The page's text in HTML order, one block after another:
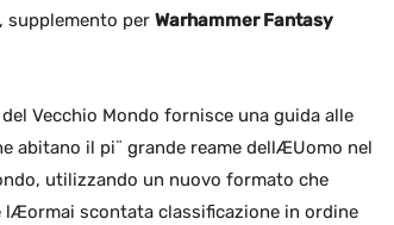
, supplemento per Warhammer Fantasy
Vecchio Mondo fornisce una guida alle
abitano il pi¨ grande reame dellÆUomo nel
utilizzando un nuovo formato che
scontata classificazione in ordine